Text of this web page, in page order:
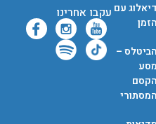
עם
–
עקבו אחרינו